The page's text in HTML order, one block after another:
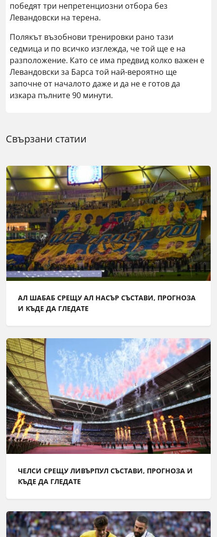
победят три непретенциозни отбора без
Левандовски на терена.
Полякът възобнови тренировки рано тази
седмица и по всичко изглежда, че той ще е на
разположение. Като се има предвид колко важен е
Левандовски за Барса той най-вероятно ще
започне от началото даже и да не е готов да
изкара пълните 90 минути.
Свързани статии
АЛ ШАБАБ СРЕЩУ АЛ НАСЪР СЪСТАВИ, ПРОГНОЗА
И КЪДЕ ДА ГЛЕДАТЕ
ЧЕЛСИ СРЕЩУ ЛИВЪРПУЛ СЪСТАВИ, ПРОГНОЗА И
КЪДЕ ДА ГЛЕДАТЕ